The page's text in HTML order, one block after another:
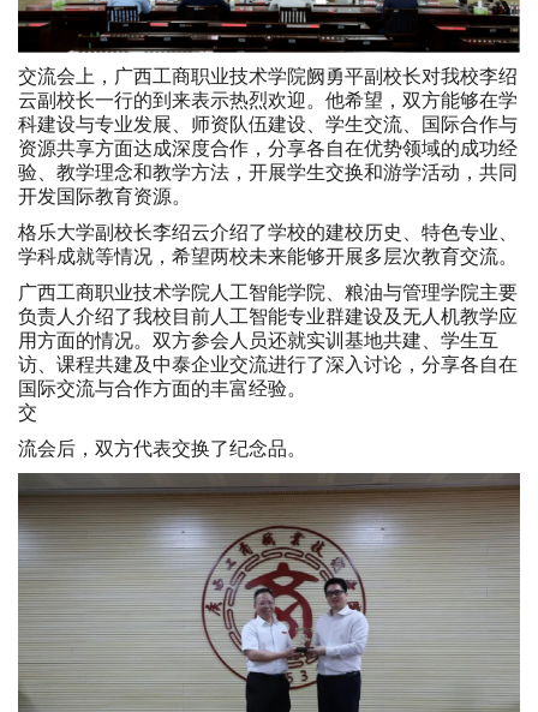
交流会上，广西工商职业技术学院阙勇平副校长对我校李绍
云副校长一行的到来表示热烈欢迎。他希望，双方能够在学
科建设与专业发展、师资队伍建设、学生交流、国际合作与
资源共享方面达成深度合作，分享各自在优势领域的成功经
验、教学理念和教学方法，开展学生交换和游学活动，共同
开发国际教育资源。
格乐大学副校长李绍云介绍了学校的建校历史、特色专业、
学科成就等情况，希望两校未来能够开展多层次教育交流。
广西工商职业技术学院人工智能学院、粮油与管理学院主要
负责人介绍了我校目前人工智能专业群建设及无人机教学应
用方面的情况。双方参会人员还就实训基地共建、学生互
访、课程共建及中泰企业交流进行了深入讨论，分享各自在
国际交流与合作方面的丰富经验。
交
流会后，双方代表交换了纪念品。